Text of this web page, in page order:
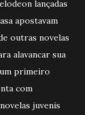
lançadas
apostavam
outras novelas
alavancar sua
primeiro
com
juvenis